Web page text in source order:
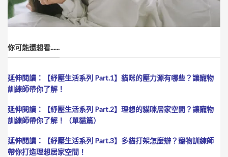
你可能還想看......
延伸閱讀：
【紓壓生活系列 Part.1】貓咪的壓力源有哪些？讓寵物
訓練師帶你了解！
延伸閱讀：
【紓壓生活系列 Part.2】理想的貓咪居家空間？讓寵物
訓練師帶你了解！（單貓篇）
延伸閱讀：
【紓壓生活系列 Part.3】多貓打架怎麼辦？寵物訓練師
帶你打造理想居家空間！